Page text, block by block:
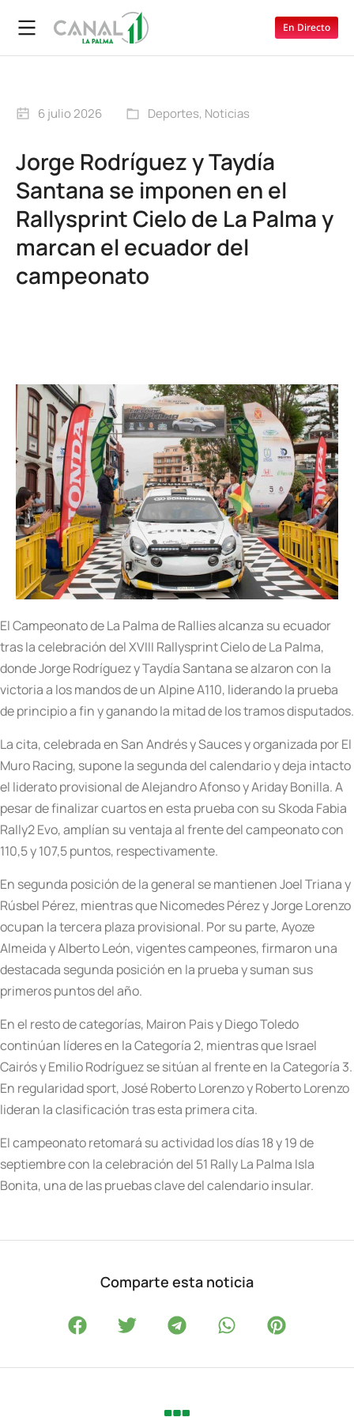
En Directo
6 julio 2026 Deportes, Noticias
Jorge Rodríguez y Taydía
Santana se imponen en el
Rallysprint Cielo de La Palma y
marcan el ecuador del
campeonato
El Campeonato de La Palma de Rallies alcanza su ecuador
tras la celebración del XVIII Rallysprint Cielo de La Palma,
donde Jorge Rodríguez y Taydía Santana se alzaron con la
victoria a los mandos de un Alpine A110, liderando la prueba
de principio a fin y ganando la mitad de los tramos disputados.
La cita, celebrada en San Andrés y Sauces y organizada por El
Muro Racing, supone la segunda del calendario y deja intacto
el liderato provisional de Alejandro Afonso y Ariday Bonilla. A
pesar de finalizar cuartos en esta prueba con su Skoda Fabia
Rally2 Evo, amplían su ventaja al frente del campeonato con
110,5 y 107,5 puntos, respectivamente.
En segunda posición de la general se mantienen Joel Triana y
Rúsbel Pérez, mientras que Nicomedes Pérez y Jorge Lorenzo
ocupan la tercera plaza provisional. Por su parte, Ayoze
Almeida y Alberto León, vigentes campeones, firmaron una
destacada segunda posición en la prueba y suman sus
primeros puntos del año.
En el resto de categorías, Mairon Pais y Diego Toledo
continúan líderes en la Categoría 2, mientras que Israel
Cairós y Emilio Rodríguez se sitúan al frente en la Categoría 3.
En regularidad sport, José Roberto Lorenzo y Roberto Lorenzo
lideran la clasificación tras esta primera cita.
El campeonato retomará su actividad los días 18 y 19 de
septiembre con la celebración del 51 Rally La Palma Isla
Bonita, una de las pruebas clave del calendario insular.
Comparte esta noticia